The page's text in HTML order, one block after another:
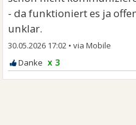
- da funktioniert es ja
unklar.
30.05.2026 17:02 •
x 3